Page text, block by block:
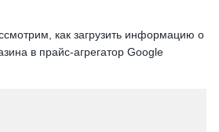
как загрузить информацию о
в прайс-агрегатор Google